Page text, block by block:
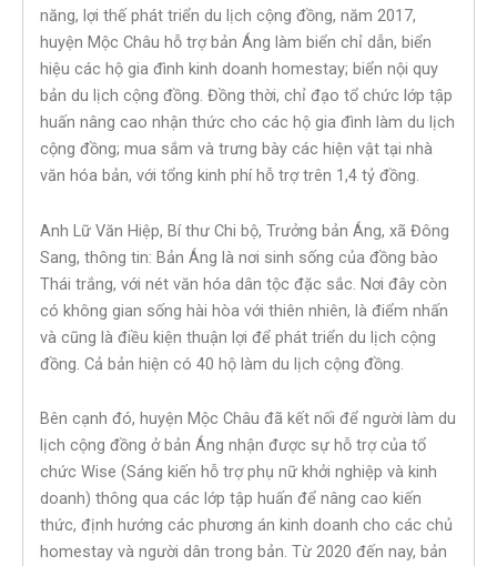
năng, lợi thế phát triển du lịch cộng đồng, năm 2017,
huyện Mộc Châu hỗ trợ bản Áng làm biển chỉ dẫn, biển
hiệu các hộ gia đình kinh doanh homestay; biển nội quy
bản du lịch cộng đồng. Đồng thời, chỉ đạo tổ chức lớp tập
huấn nâng cao nhận thức cho các hộ gia đình làm du lịch
cộng đồng; mua sắm và trưng bày các hiện vật tại nhà
văn hóa bản, với tổng kinh phí hỗ trợ trên 1,4 tỷ đồng.
Anh Lữ Văn Hiệp, Bí thư Chi bộ, Trưởng bản Áng, xã Đông
Sang, thông tin: Bản Áng là nơi sinh sống của đồng bào
Thái trắng, với nét văn hóa dân tộc đặc sắc. Nơi đây còn
có không gian sống hài hòa với thiên nhiên, là điểm nhấn
và cũng là điều kiện thuận lợi để phát triển du lịch cộng
đồng. Cả bản hiện có 40 hộ làm du lịch cộng đồng.
Bên cạnh đó, huyện Mộc Châu đã kết nối để người làm du
lịch cộng đồng ở bản Áng nhận được sự hỗ trợ của tổ
chức Wise (Sáng kiến hỗ trợ phụ nữ khởi nghiệp và kinh
doanh) thông qua các lớp tập huấn để nâng cao kiến
thức, định hướng các phương án kinh doanh cho các chủ
homestay và người dân trong bản. Từ 2020 đến nay, bản